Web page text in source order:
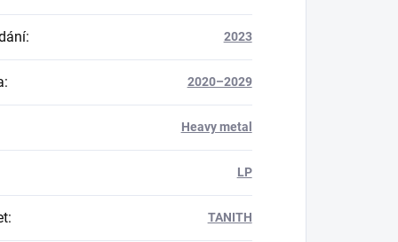
: 2023
: 2020–2029
Heavy metal
LP
: TANITH